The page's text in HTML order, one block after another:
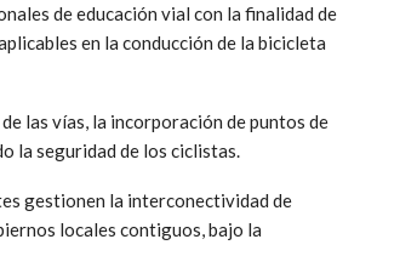
de educación vial con la finalidad de
en la conducción de la bicicleta
las vías, la incorporación de puntos de
la seguridad de los ciclistas.
gestionen la interconectividad de
locales contiguos, bajo la